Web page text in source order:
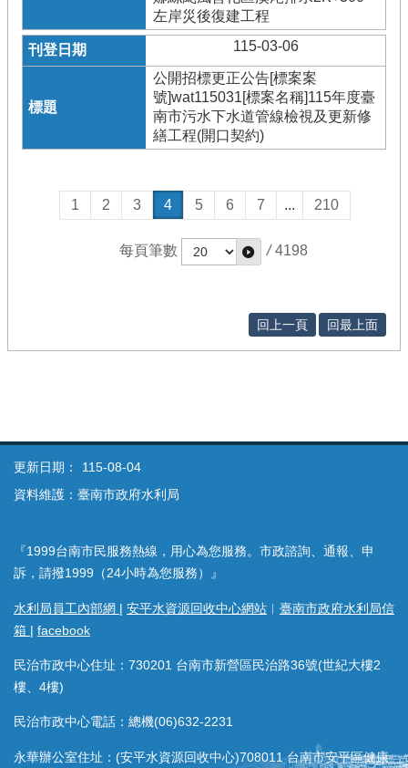
左岸災後復建工程
115-03-06
公開招標更正公告[標案案
號]wat115031[標案名稱]115年度臺
南市污水下水道管線檢視及更新修
繕工程(開口契約)
1 2 3 4 5 6 7 ... 210
每頁筆數 / 4198
回上一頁 回最上面
更新日期：
115-08-04
資料維護：臺南市政府水利局
『1999台南市民服務熱線，用心為您服務。市政諮詢、通報、申
訴，請撥1999（24小時為您服務）』
水利局員工內部網 | 安平水資源回收中心網站 ︱ 臺南市政府水利局信
箱 | facebook
民治市政中心住址：730201 台南市新營區民治路36號(世紀大樓2
樓、4樓)
民治市政中心電話：總機(06)632-2231
永華辦公室住址：(安平水資源回收中心)708011 台南市安平區健康